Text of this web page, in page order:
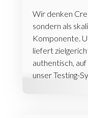
Wir denken
sondern als
Komponente.
liefert
authentisch,
unser Testing-